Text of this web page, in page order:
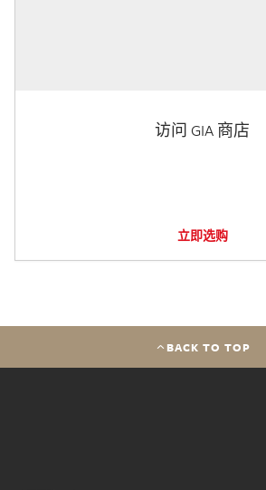
访问 GIA 商店
立即选购
BACK TO TOP